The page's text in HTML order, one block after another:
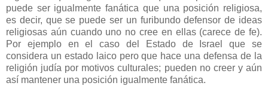
puede ser igualmente fanática que una posición religiosa,
es decir, que se puede ser un furibundo defensor de ideas
religiosas aún cuando uno no cree en ellas (carece de fe).
Por ejemplo en el caso del Estado de Israel que se
considera un estado laico pero que hace una defensa de la
religión judía por motivos culturales; pueden no creer y aún
así mantener una posición igualmente fanática.